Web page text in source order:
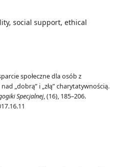
social support ethical
społeczne dla osób z
„dobrą” i „złą” charytatywnością.
Specjalnej, (16), 185–206.